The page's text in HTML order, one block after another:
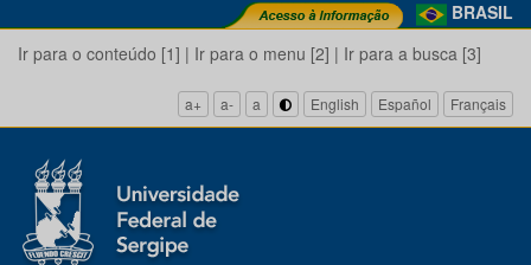
BRASIL
Ir para o conteúdo [1] | Ir para o menu [2] | Ir para a busca [3]
a+ a- a English Español Français